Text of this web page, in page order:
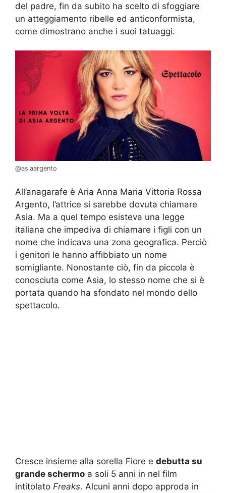
del padre, fin da subito ha scelto di sfoggiare
un atteggiamento ribelle ed anticonformista,
come dimostrano anche i suoi tatuaggi.
@asiaargento
All’anagarafe è Aria Anna Maria Vittoria Rossa
Argento, l’attrice si sarebbe dovuta chiamare
Asia. Ma a quel tempo esisteva una legge
italiana che impediva di chiamare i figli con un
nome che indicava una zona geografica. Perciò
i genitori le hanno affibbiato un nome
somigliante. Nonostante ciò, fin da piccola è
conosciuta come Asia, lo stesso nome che si è
portata quando ha sfondato nel mondo dello
spettacolo.
Cresce insieme alla sorella Fiore e debutta su
grande schermo a soli 5 anni in nel film
intitolato Freaks. Alcuni anni dopo approda in